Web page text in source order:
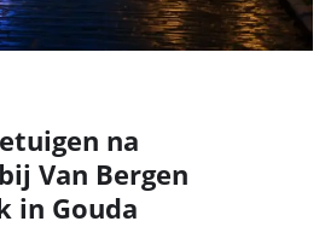
na
Van Bergen
in Gouda